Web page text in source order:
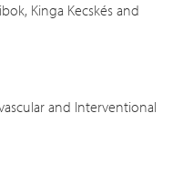
Kinga Kecskés and
and Interventional